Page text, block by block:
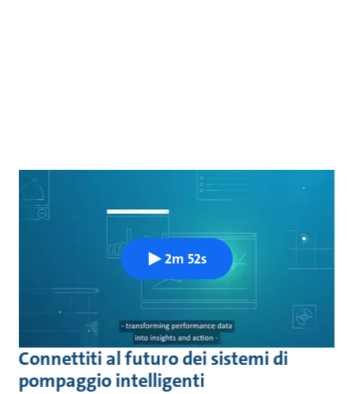
Connettiti al futuro dei sistemi di
pompaggio intelligenti
2m 52s